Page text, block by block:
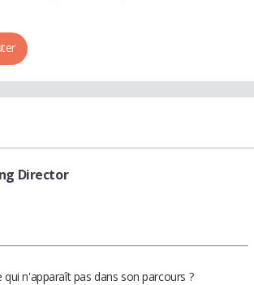
Director
n'apparaît pas dans son parcours ?